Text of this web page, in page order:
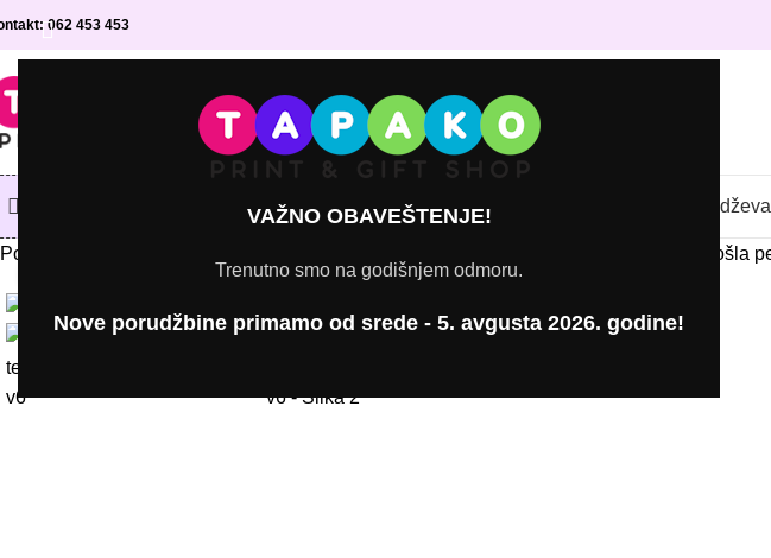
VAŽNO OBAVEŠTENJE!
Trenutno smo na godišnjem odmoru.
Nove porudžbine primamo od srede - 5. avgusta 2026. godine!
062 453 453
IZABERI KATEGORIJU
KATEGORIJE PROIZVODA ShopMaturantske majice Izrada bedževa
Početna Ženska majica – Zbogom tenzijo dobro došla